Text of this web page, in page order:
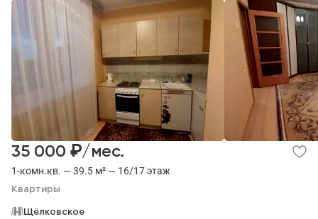
1-комн.кв. — 39.5 м² — 16/17 этаж
Квартиры
35 000 ₽/мес.
Щёлковское